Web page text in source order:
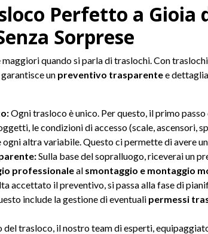
Perfetto a Gioia
Sorprese
quando si parla di traslochi. Con
un preventivo trasparentee
Ogni trasloco è unico. Per questo, il primo passo
le condizioni di accesso (scale, ascensori,
altra variabile. Questo ci permette di avere
Sulla base del sopralluogo, riceverai un
professionaleal smontaggio e montaggio
accettato il preventivo, si passa alla fase di
include la gestione di eventuali permessi
del trasloco, il nostro team di esperti,